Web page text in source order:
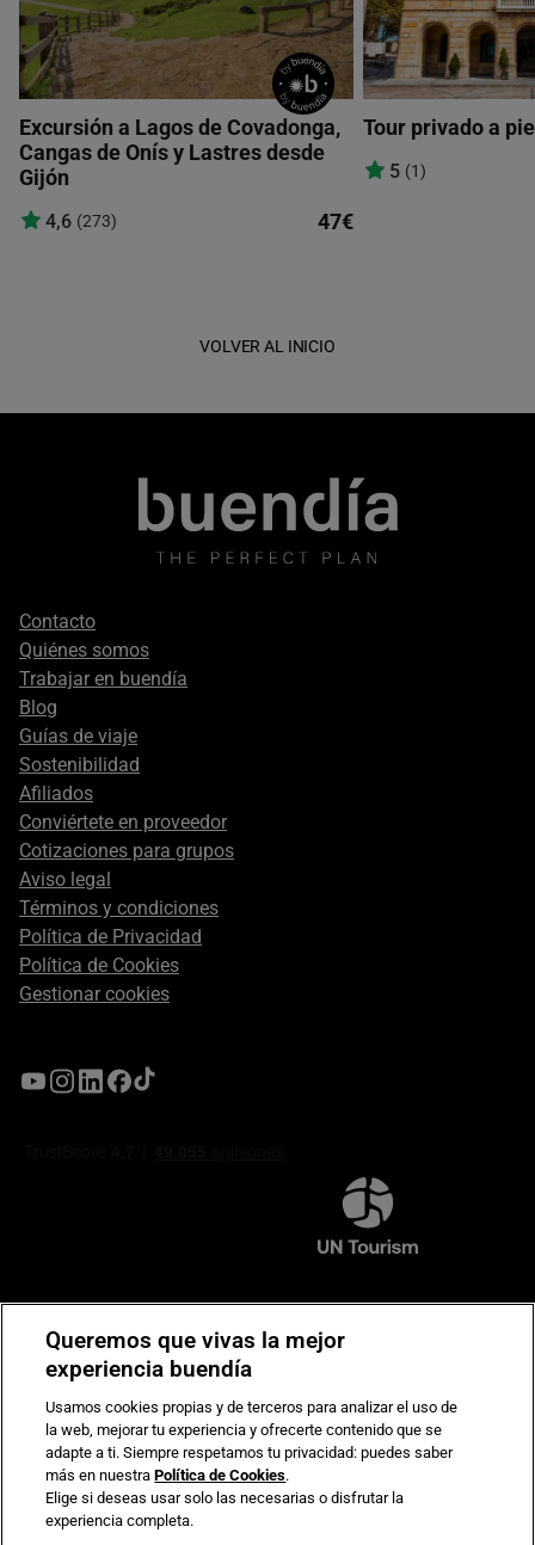
Excursión a Lagos de Covadonga,
Cangas de Onís y Lastres desde
Gijón
4,6 (273) 47€
Tour privado a
5 (1)
VOLVER AL INICIO
Footer
secondary
Contacto
Quiénes somos
Trabajar en buendía
Blog
Guías de viaje
Sostenibilidad
Afiliados
Conviértete en proveedor
Cotizaciones para grupos
Aviso legal
Términos y condiciones
Política de Privacidad
Política de Cookies
Gestionar cookies
Compromiso de seguridad en pagos electrónicos
Queremos que vivas la mejor
experiencia buendía
Usamos cookies propias y de terceros para analizar el uso de
la web, mejorar tu experiencia y ofrecerte contenido que se
adapte a ti. Siempre respetamos tu privacidad: puedes saber
más en nuestraPolítica de Cookies.
Elige si deseas usar solo las necesarias o disfrutar la
experiencia completa.